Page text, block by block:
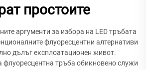
простоите
аргументи за избора на LED тръбата
флуоресцентни алтернативи
дълъг експлоатационен живот.
флуоресцентна тръба обикновено служи